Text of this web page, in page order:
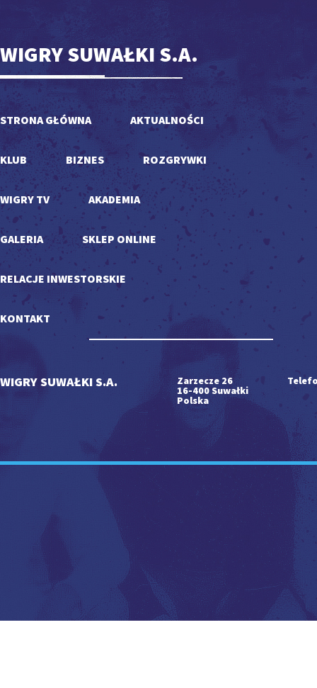
WIGRY SUWAŁKI S.A.
STRONA GŁÓWNA AKTUALNOŚCI
KLUB BIZNES ROZGRYWKI
WIGRY TV AKADEMIA
GALERIA SKLEP ONLINE
RELACJE INWESTORSKIE
KONTAKT
WIGRY SUWAŁKI S.A. Zarzecze 26
16-400 Suwałki
Polska